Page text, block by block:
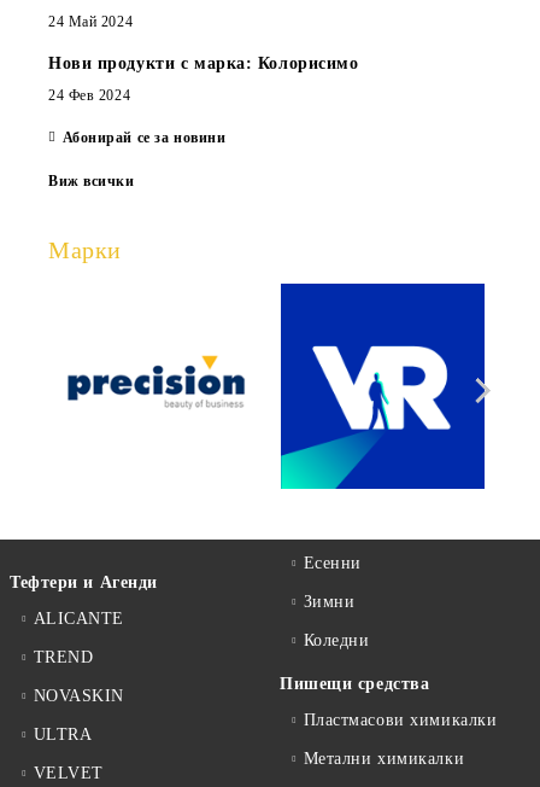
24 Май 2024
Нови продукти с марка: Колорисимо
24 Фев 2024
Абонирай се за новини
Виж всички
Марки
Тефтери и Агенди
ALICANTE
TREND
NOVASKIN
ULTRA
VELVET
Есенни
Зимни
Коледни
Пишещи средства
Пластмасови химикалки
Метални химикалки